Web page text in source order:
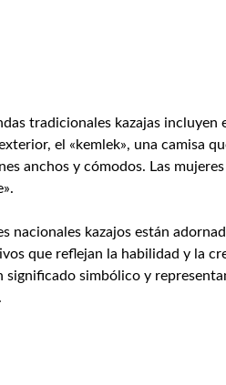
tradicionales kazajas
el «kemlek», una camisa
anchos y cómodos. Las
nacionales kazajos están
que reflejan la habilidad y la
significado simbólico y